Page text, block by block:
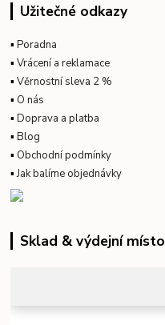
Užitečné odkazy
▪Poradna
▪Vrácení a reklamace
▪Věrnostní sleva 2 %
▪ O nás
▪Doprava a platba
▪Blog
▪ Obchodní podmínky
▪Jak balíme objednávky
Sklad & výdejní místo